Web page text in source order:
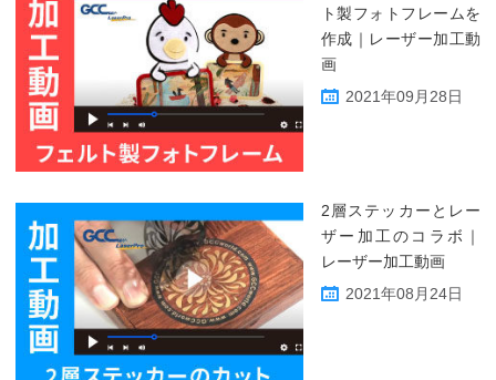
ト製フォトフレームを
作成｜レーザー加工動
画
2021年09月28日
2層ステッカーとレー
ザー加工のコラボ｜
レーザー加工動画
2021年08月24日